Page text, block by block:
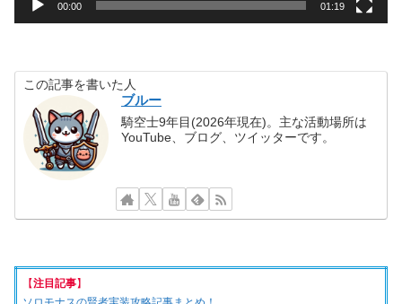
00:00 01:19
この記事を書いた人
ブルー
騎空士9年目(2026年現在)。主な活動場所は
YouTube、ブログ、ツイッターです。
【注目記事】